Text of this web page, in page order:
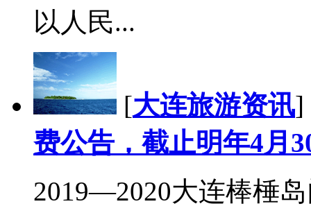
以人民...
[大连旅游资讯]
费公告，截止明年4月
2019—2020大连棒棰